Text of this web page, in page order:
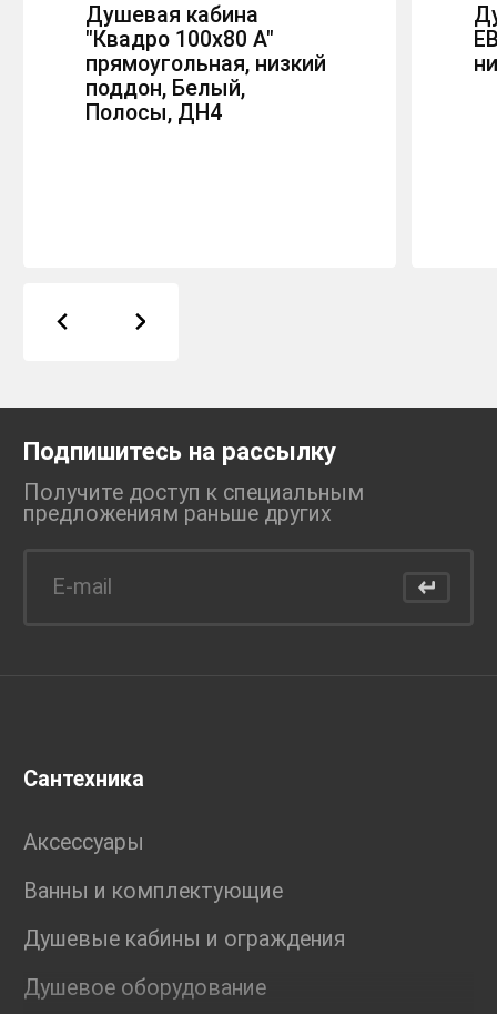
Душевая кабина
"Квадро 100х80 А"
прямоугольная, низкий
поддон, Белый,
Полосы, ДН4
Подпишитесь на рассылку
Получите доступ к специальным
предложениям раньше других
Сантехника
Аксессуары
Ванны и комплектующие
Душевые кабины и ограждения
Душевое оборудование